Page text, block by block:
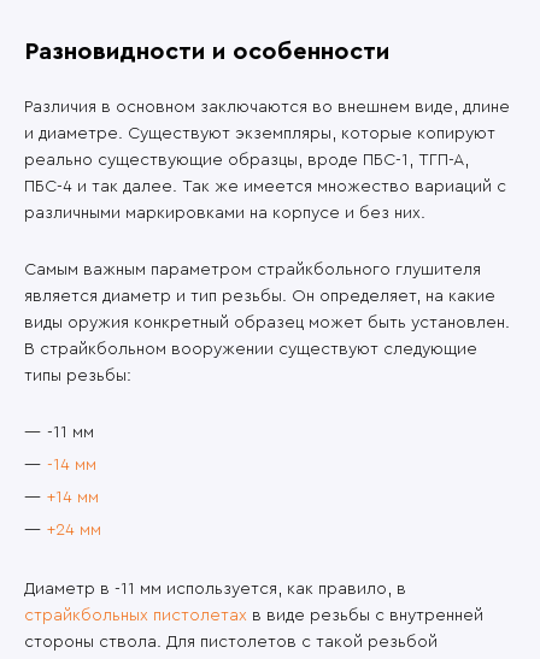
Разновидности и особенности
Различия в основном заключаются во внешнем виде, длине
и диаметре. Существуют экземпляры, которые копируют
реально существующие образцы, вроде ПБС-1, ТГП-А,
ПБС-4 и так далее. Так же имеется множество вариаций с
различными маркировками на корпусе и без них.
Самым важным параметром страйкбольного глушителя
является диаметр и тип резьбы. Он определяет, на какие
виды оружия конкретный образец может быть установлен.
В страйкбольном вооружении существуют следующие
типы резьбы:
-11 мм
-14 мм
+14 мм
+24 мм
Диаметр в -11 мм используется, как правило, в
страйкбольных пистолетах в виде резьбы с внутренней
стороны ствола. Для пистолетов с такой резьбой